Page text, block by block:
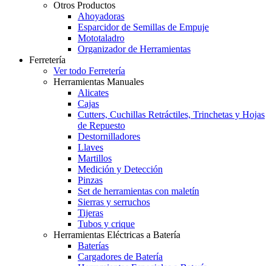
Otros Productos
Ahoyadoras
Esparcidor de Semillas de Empuje
Mototaladro
Organizador de Herramientas
Ferretería
Ver todo Ferretería
Herramientas Manuales
Alicates
Cajas
Cutters, Cuchillas Retráctiles, Trinchetas y Hojas
de Repuesto
Destornilladores
Llaves
Martillos
Medición y Detección
Pinzas
Set de herramientas con maletín
Sierras y serruchos
Tijeras
Tubos y crique
Herramientas Eléctricas a Batería
Baterías
Cargadores de Batería